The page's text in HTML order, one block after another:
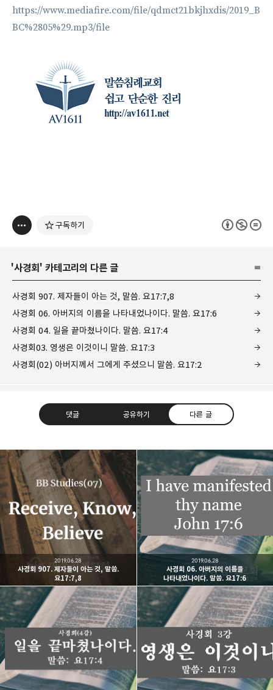
https://www.mediafire.com/file/qdmct21bkjhxdis/2019_B
BC%2805%29.mp3/file
구독하기
'사경회' 카테고리의 다른 글
사경회 907. 제자들이 아는 것, 말씀. 요17:7,8
사경회 06. 아버지의 이름을 나타내었나이다. 말씀. 요17:6
사경회 04. 일을 끝마쳤나이다. 말씀. 요17:4
사경회03. 영생은 이것이니 말씀. 요17:3
사경회(02) 아버지께서 그에게 주셨으니 말씀. 요17:2
댓글 공유하기 다른 글
Believing Bible Studies
믿음으로 말씀을 공부하는 성경 학교입니다.
구독하기
구독하기 카카오톡 라인
카카오스토리 밴드 네이버 블로그
사경회 907. 제자들이 아는 것, 말씀.
요17:7,8
2019.06.28
사경회 06. 아버지의 이름을
나타내었나이다. 말씀. 요17:6
2019.06.28